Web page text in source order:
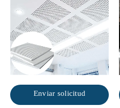
Enviar solicitud